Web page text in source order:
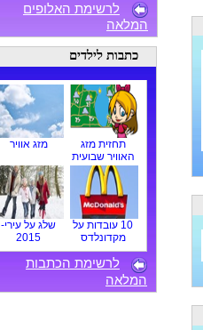
לרשימת האלופים
המלאה
כתבות לילדים
תחזית מזג
האוויר שבועית
מזג אוויר
10 עובדות על
מקדונלדס
שלג על עירי-
2015
לרשימת הכתבות
המלאה